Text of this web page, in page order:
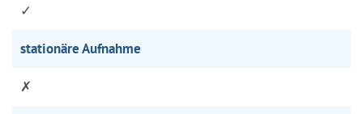
✓
stationäre Aufnahme
✗